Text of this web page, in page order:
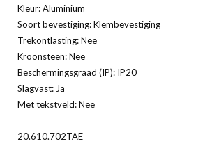
Kleur: Aluminium
Soort bevestiging: Klembevestiging
Trekontlasting: Nee
Kroonsteen: Nee
Beschermingsgraad (IP): IP20
Slagvast: Ja
Met tekstveld: Nee
20.610.702TAE